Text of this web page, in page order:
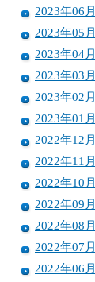
2023年06月
2023年05月
2023年04月
2023年03月
2023年02月
2023年01月
2022年12月
2022年11月
2022年10月
2022年09月
2022年08月
2022年07月
2022年06月